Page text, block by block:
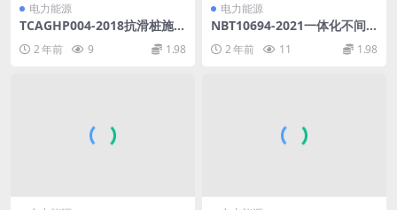
电力能源
TCAGHP004-2018抗滑桩施工
技术规程试行(32.32MB)pdf
2 年前 9 1.98
电力能源
NBT10694-2021一体化不间
2 年前 11 1.98